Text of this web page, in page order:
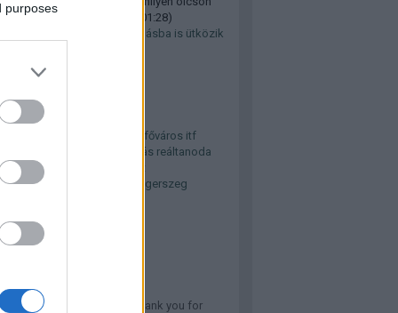
purposes
foknt...
2024.11.02. 01:28)
falakba, hanem minden másba is ütközik
főváros itf
parkolás reáltanoda
teherszállítás
vasút
Zalaegerszeg
of Your Lavender Wand
to The Celtic Navigator. Thank you for